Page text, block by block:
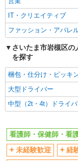
フリーター歓迎
ブランクOK
エルダー（50代～）活躍
高収入・高額
昇給あり
フルタイム歓迎
駅直結・駅チカ
バイク通勤OK
社会保険あり
退職金・財形貯蓄制度
IT・クリエイティブ
ファッション・アパレ
さいたま市岩槻区の
を探す
梱包・仕分け・ピッキ
大型ドライバー
中型（2t・4t）ドライ
看護師・保健師・看
未経験歓迎
経